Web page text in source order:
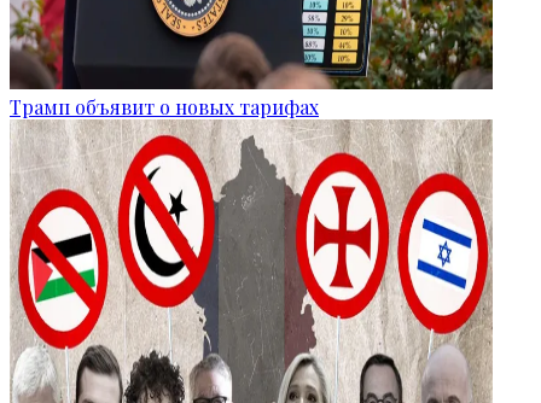
Трамп объявит о новых тарифах